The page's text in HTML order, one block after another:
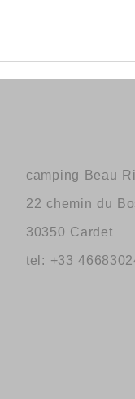
camping Beau
22 chemin du
30350 Cardet
tel: +33